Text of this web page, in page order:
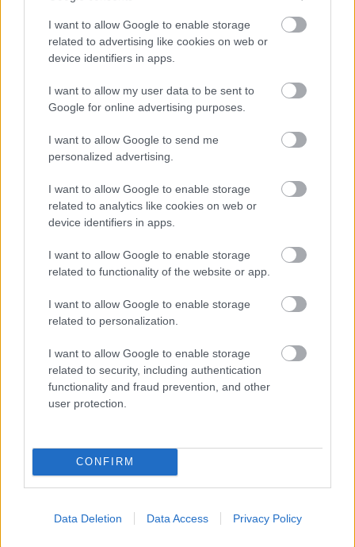
I want to allow Google to enable storage
related to advertising like cookies on web or
device identifiers in apps.
I want to allow my user data to be sent to
Google for online advertising purposes.
I want to allow Google to send me
personalized advertising.
I want to allow Google to enable storage
related to analytics like cookies on web or
device identifiers in apps.
I want to allow Google to enable storage
related to functionality of the website or app.
I want to allow Google to enable storage
related to personalization.
I want to allow Google to enable storage
related to security, including authentication
functionality and fraud prevention, and other
user protection.
CONFIRM
Data Deletion Data Access Privacy Policy
Νέος σχεδιασμός καταλύτη βελτιώνει
την παραγωγή αμμωνίας
καταστέλλοντας ανεπιθύμητες
Κουίζ: Πόσο καλά γνωρίζετε την
ελληνική μυθολογία; Μπορείτε να
κάνετε το 3 στα 3;
περισσότερα
, 6 Αυγούστου 2026 || Τουρισμός